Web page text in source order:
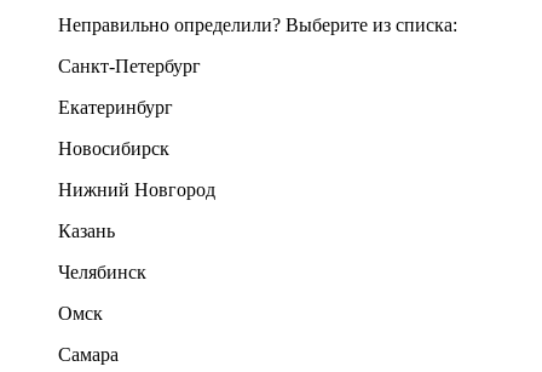
Неправильно определили? Выберите из списка:
Санкт-Петербург
Екатеринбург
Новосибирск
Нижний Новгород
Казань
Челябинск
Омск
Самара